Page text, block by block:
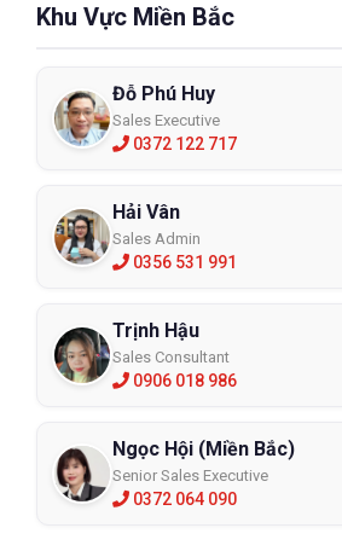
Khu Vực Miền Bắc
Đỗ Phú Huy
Sales Executive
0372 122 717
Hải Vân
Sales Admin
0356 531 991
Trịnh Hậu
Sales Consultant
0906 018 986
Ngọc Hội (Miền Bắc)
Senior Sales Executive
0372 064 090